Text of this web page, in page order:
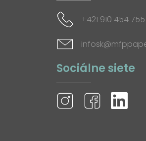
+421 910 454 755
Sociálne siete